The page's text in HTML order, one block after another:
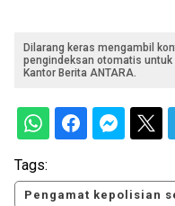
Dilarang keras mengambil
pengindeksan otomatis
Kantor Berita ANTARA.
Tags:
Pengamat kepolisian